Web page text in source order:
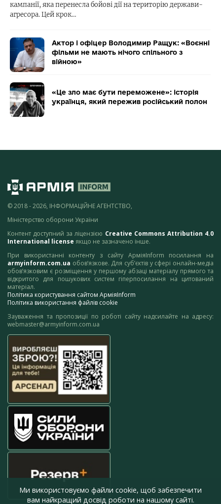
кампанії, яка перенесла бойові дії на територію держави-
агресора. Цей крок…
Актор і офіцер Володимир Ращук: «Воєнні
фільми не мають нічого спільного з
війною»
«Це зло має бути переможене»: історія
українця, який пережив російський полон
© 2018 - 2026, ІНФОРМАЦІЙНЕ АГЕНТСТВО,
Міністерство оборони України
Контент доступний за ліцензією Creative Commons Attribution 4.0
International license якщо не зазначено інше.
При використанні контенту з сайту АрміяInform посилання на
armyinform.com.ua обов’язкове. Для суб’єктів у сфері онлайн-медіа
обов’язковим є розміщення у першому абзаці матеріалу прямого та
відкритого для пошукових систем гіперпосилання на цитований
матеріал.
Політика користування сайтом АрміяInform
Політика використання файлів cookie
Зауваження та пропозиції по роботі сайту надсилайте на адресу:
webmaster@armyinform.com.ua
Ми використовуємо файли cookie, щоб забезпечити
вам найкращий досвід роботи на нашому сайті.